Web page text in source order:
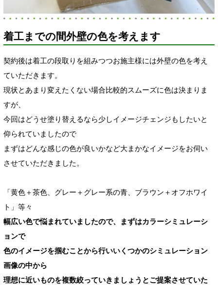
着工までの間外壁の色を考えます
契約後は着工の段取りを組みつつお施主様には外壁の色を考え
ていただきます。
現状とあまり変えたくない場合比較的スムーズに色は決まりま
すが、
今回はどうせ塗り替えるなら少しイメージチェンジもしたいと
仰られていましたので
まずはどんな感じの色が良いかなど大まかなイメージをお伺い
させていただきました。
「黄色＋茶色、グレー＋グレー系の青、ブラウン＋オフホワイ
ト」等々
幅広い色で悩まれていましたので、まずはカラーシミュレーシ
ョンで
色のイメージを掴むことから行いいくつかのシミュレーション
画像の中から
理想に近いものを複数絞っていきましょうとご提案させていた